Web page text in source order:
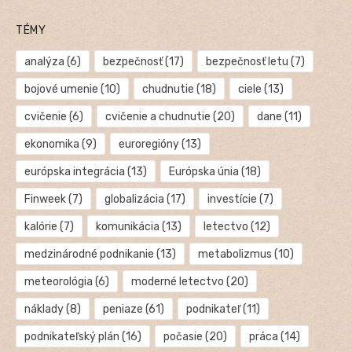
TÉMY
analýza (6) bezpečnosť(17) bezpečnosť letu (7)
bojové umenie (10) chudnutie (18) ciele (13)
cvičenie (6) cvičenie a chudnutie (20) dane (11)
ekonomika (9) euroregióny(13)
európska integrácia (13) Európska únia (18)
Finweek(7) globalizácia (17) investície (7)
kalórie (7) komunikácia (13) letectvo (12)
medzinárodné podnikanie (13) metabolizmus (10)
meteorológia (6) moderné letectvo (20)
náklady(8) peniaze (61) podnikateľ(11)
podnikateľský plán (16) počasie (20) práca (14)